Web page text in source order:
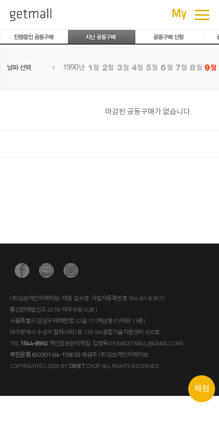
My ≡
공동구매
1990
마감된 공동구매가 없습니다.
(주)오브제인터랙티브. 대표 김수영. 사업자등록번호 504-81-83972.
통신판매업신고 2018-대구수성-0281
서울특별시 강남구 테헤란로 52길 17 (역삼동 ES타워 13층)
대구광역시 수성구 알파시티1로 170 SW융합기술지원센터 206호
TEL.1544-8992개인정보관리책임. 김병욱(TEAMGETMALL@GMAIL.COM)
국민은행 632301-04-135032 예금주 (주)오브제인터랙티브
COPYRIGHT(C) 2009 BYOBJETCROP. ALL RIGHTS RESERVED.
체험